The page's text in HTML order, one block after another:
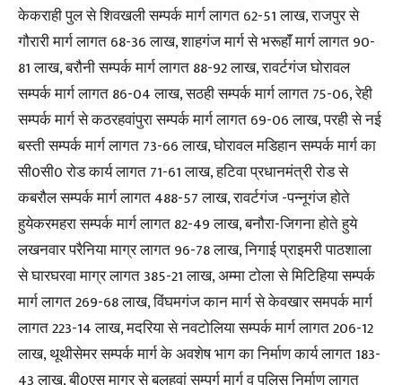
केकराही पुल से शिवखली सम्पर्क मार्ग लागत 62-51 लाख, राजपुर से
गौरारी मार्ग लागत 68-36 लाख, शाहगंज मार्ग से भरूहाॅं मार्ग लागत 90-
81 लाख, बरौनी सम्पर्क मार्ग लागत 88-92 लाख, रावर्टगंज घोरावल
सम्पर्क मार्ग लागत 86-04 लाख, सठही सम्पर्क मार्ग लागत 75-06, रेही
सम्पर्क मार्ग से कठरहवांपुरा सम्पर्क मार्ग लागत 69-06 लाख, परही से नई
बस्ती सम्पर्क मार्ग लागत 73-66 लाख, घोरावल मडिहान सम्पर्क मार्ग का
सी0सी0 रोड कार्य लागत 71-61 लाख, हटिवा प्रधानमंत्री रोड से
कबरौल सम्पर्क मार्ग लागत 488-57 लाख, रावर्टगंज -पन्नूगंज होते
हुयेकरमहरा सम्पर्क मार्ग लागत 82-49 लाख, बनौरा-जिगना होते हुये
लखनवार परैनिया माग्र लागत 96-78 लाख, निगाई प्राइमरी पाठशाला
से घारघरवा माग्र लागत 385-21 लाख, अम्मा टोला से मिटिहिया सम्पर्क
मार्ग लागत 269-68 लाख, विंघमगंज कान मार्ग से केवखार समपर्क मार्ग
लागत 223-14 लाख, मदरिया से नवटोलिया सम्पर्क मार्ग लागत 206-12
लाख, थूथीसेमर सम्पर्क मार्ग के अवशेष भाग का निर्माण कार्य लागत 183-